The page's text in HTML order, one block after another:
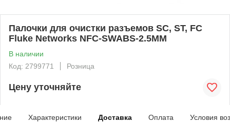
Палочки для очистки разъемов SC, ST, FC
Fluke Networks NFC-SWABS-2.5MM
В наличии
Код: 2799771
Розница
Цену уточняйте
Характеристики Доставка Оплата Условия